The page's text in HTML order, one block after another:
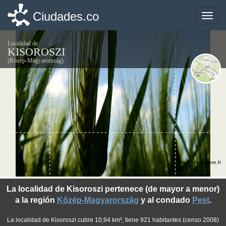
Toggle
Ciudades.co
Localidad de
KISOROSZI
(Közép-Magyarország)
La localidad de Kisoroszi pertenece (de mayor a menor)
a la región Közép-Magyarország y al condado Pest.
La localidad de Kisoroszi cubre 10,94 km², tiene 921 habitantes (censo 2008)
©photo-libre.fr
Toggle
Ciudades.co